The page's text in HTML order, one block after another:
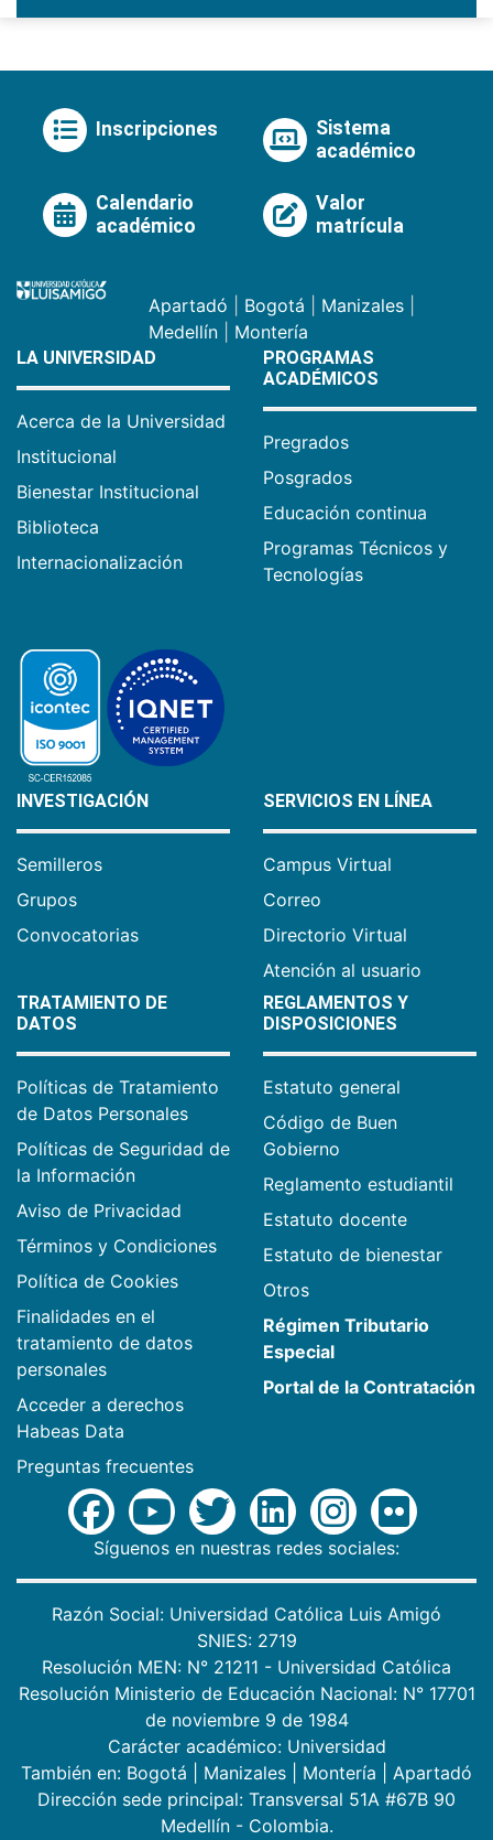
Inscripciones
Sistema
académico
Calendario
académico
Valor
matrícula
Apartadó Bogotá Manizales
Medellín
Montería
LA UNIVERSIDAD
Acerca de la Universidad
Institucional
Bienestar Institucional
Biblioteca
Internacionalización
PROGRAMAS
ACADÉMICOS
Pregrados
Posgrados
Educación continua
Programas Técnicos y
Tecnologías
INVESTIGACIÓN
Semilleros
Grupos
Convocatorias
SERVICIOS EN LÍNEA
Campus Virtual
Correo
Directorio Virtual
Atención al usuario
TRATAMIENTO DE
DATOS
Políticas de Tratamiento
de Datos Personales
Políticas de Seguridad de
la Información
Aviso de Privacidad
Términos y Condiciones
Política de Cookies
Finalidades en el
tratamiento de datos
personales
Acceder a derechos
Habeas Data
Preguntas frecuentes
REGLAMENTOS Y
DISPOSICIONES
Estatuto general
Código de Buen
Gobierno
Reglamento estudiantil
Estatuto docente
Estatuto de bienestar
Otros
Régimen Tributario
Especial
Portal de la Contratación
Síguenos en nuestras redes sociales:
Razón Social: Universidad Católica Luis Amigó
SNIES: 2719
Resolución MEN: N° 21211 - Universidad Católica
Resolución Ministerio de Educación Nacional: N° 17701
de noviembre 9 de 1984
Carácter académico: Universidad
También en: Bogotá Manizales Montería
Apartadó
Dirección sede principal: Transversal 51A #67B 90
Medellín - Colombia.